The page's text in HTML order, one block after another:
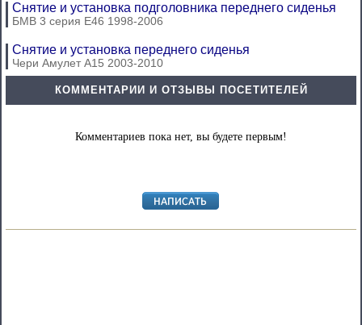
Снятие и установка подголовника переднего сиденья
БМВ 3 серия Е46 1998-2006
Снятие и установка переднего сиденья
Чери Амулет А15 2003-2010
КОММЕНТАРИИ И ОТЗЫВЫ ПОСЕТИТЕЛЕЙ
Комментариев пока нет, вы будете первым!